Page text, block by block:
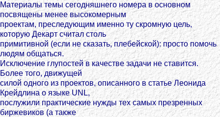
Материалы темы сегодняшнего номера в основном
посвящены менее высокомерным
проектам, преследующим именно ту скромную цель,
которую Декарт считал столь
примитивной (если не сказать, плебейской): просто помочь
людям общаться.
Исключение глупостей в качестве задачи не ставится.
Более того, движущей
силой одного из проектов, описанного в статье Леонида
Крейдлина о языке UNL,
послужили практические нужды тех самых презренных
биржевиков (а также